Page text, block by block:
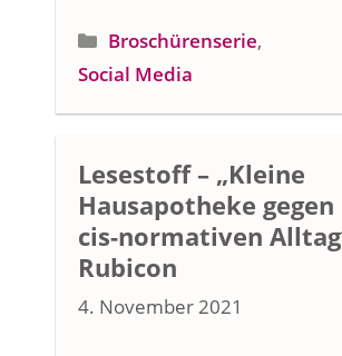
Kategorien
Broschürenserie,
Social Media
Lesestoff – „Kleine
Hausapotheke gegen
cis-normativen
Rubicon
4. November 2021